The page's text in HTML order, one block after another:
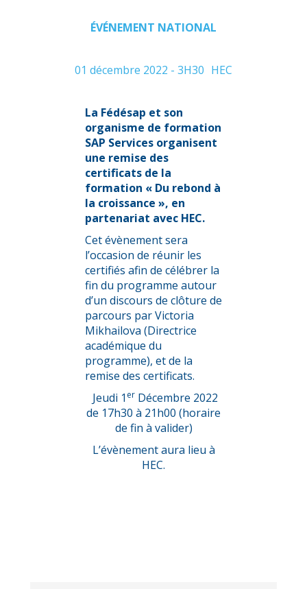
ÉVÉNEMENT NATIONAL
01 décembre 2022 - 3H30 HEC
La Fédésap et son
organisme de formation
SAP Services organisent
une remise des
certificats de la
formation « Du rebond à
la croissance », en
partenariat avec HEC.
Cet évènement sera
l’occasion de réunir les
certifiés afin de célébrer la
fin du programme autour
d’un discours de clôture de
parcours par Victoria
Mikhailova (Directrice
académique du
programme), et de la
remise des certificats.
Jeudi 1 erDécembre 2022
de 17h30 à 21h00 (horaire
de fin à valider)
L’évènement aura lieu à
HEC.